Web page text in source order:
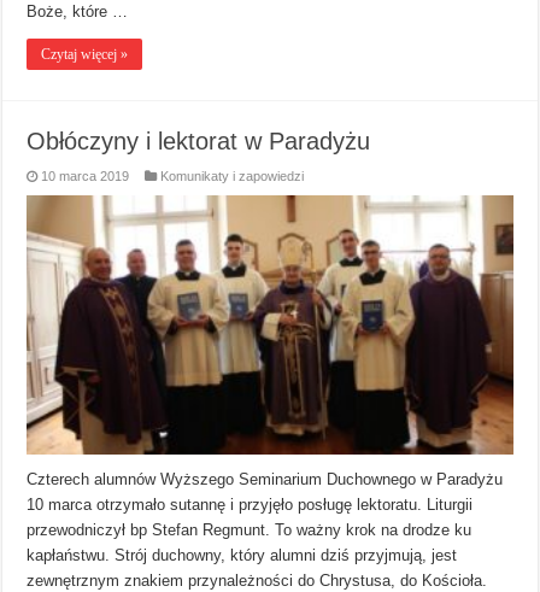
Boże, które …
Czytaj więcej »
Obłóczyny i lektorat w Paradyżu
10 marca 2019 Komunikaty i zapowiedzi
Czterech alumnów Wyższego Seminarium Duchownego w Paradyżu
10 marca otrzymało sutannę i przyjęło posługę lektoratu. Liturgii
przewodniczył bp Stefan Regmunt. To ważny krok na drodze ku
kapłaństwu. Strój duchowny, który alumni dziś przyjmują, jest
zewnętrznym znakiem przynależności do Chrystusa, do Kościoła.